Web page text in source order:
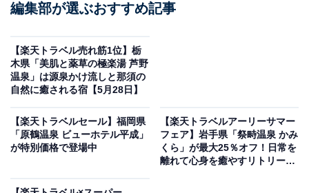
楽天トラベルでホテルを見る
編集部が選ぶおすすめ記事
【楽天トラベル売れ筋1位】栃
木県「美肌と薬草の極楽湯 芦野
温泉」は源泉かけ流しと那須の
自然に癒される宿【5月28日】
【楽天トラベルセール】福岡県
「原鶴温泉 ビューホテル平成」
が特別価格で登場中
【楽天トラベルアーリーサマー
フェア】岩手県「祭畤温泉 かみ
くら」が最大25％オフ！日常を
離れて心身を癒やすリトリート